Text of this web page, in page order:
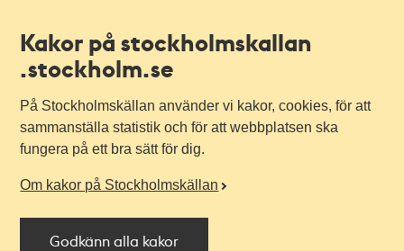
Kakor på stockholmskallan
.stockholm.se
På Stockholmskällan använder vi kakor, cookies, för att
sammanställa statistik och för att webbplatsen ska
fungera på ett bra sätt för dig.
Om kakor på Stockholmskällan
Godkänn alla kakor